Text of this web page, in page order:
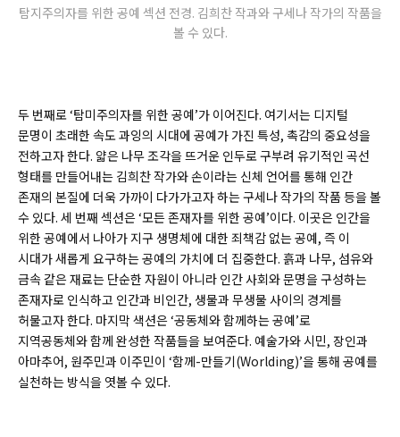
탐지주의자를 위한 공예 섹션 전경. 김희찬 작과와 구세나 작가의 작품을
볼 수 있다.
두 번째로 ‘탐미주의자를 위한 공예’가 이어진다. 여기서는 디지털
문명이 초래한 속도 과잉의 시대에 공예가 가진 특성, 촉감의 중요성을
전하고자 한다. 얇은 나무 조각을 뜨거운 인두로 구부려 유기적인 곡선
형태를 만들어내는 김희찬 작가와 손이라는 신체 언어를 통해 인간
존재의 본질에 더욱 가까이 다가가고자 하는 구세나 작가의 작품 등을 볼
수 있다. 세 번째 섹션은 ‘모든 존재자를 위한 공예’이다. 이곳은 인간을
위한 공예에서 나아가 지구 생명체에 대한 죄책감 없는 공예, 즉 이
시대가 새롭게 요구하는 공예의 가치에 더 집중한다. 흙과 나무, 섬유와
금속 같은 재료는 단순한 자원이 아니라 인간 사회와 문명을 구성하는
존재자로 인식하고 인간과 비인간, 생물과 무생물 사이의 경계를
허물고자 한다. 마지막 색션은 ‘공동체와 함께하는 공예’로
지역공동체와 함께 완성한 작품들을 보여준다. 예술가와 시민, 장인과
아마추어, 원주민과 이주민이 ‘함께-만들기(Worlding)’을 통해 공예를
실천하는 방식을 엿볼 수 있다.